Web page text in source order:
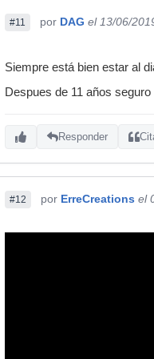
#11 por DAG el 13/06/
Siempre está bien estar al
Despues de 11 años
Responder
#12 por ErreCreations el